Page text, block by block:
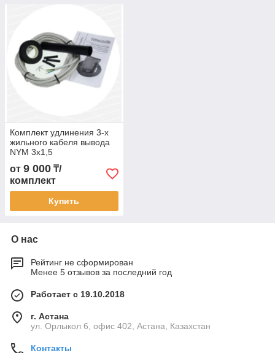
Комплект удлинения 3-х
жильного кабеля вывода
NYM 3x1,5
от 9 000 ₸/
комплект
Купить
О нас
Рейтинг не сформирован
Менее 5 отзывов за последний год
Работает с 19.10.2018
г. Астана
ул. Орлыкол 6, офис 402, Астана, Казахстан
Контакты